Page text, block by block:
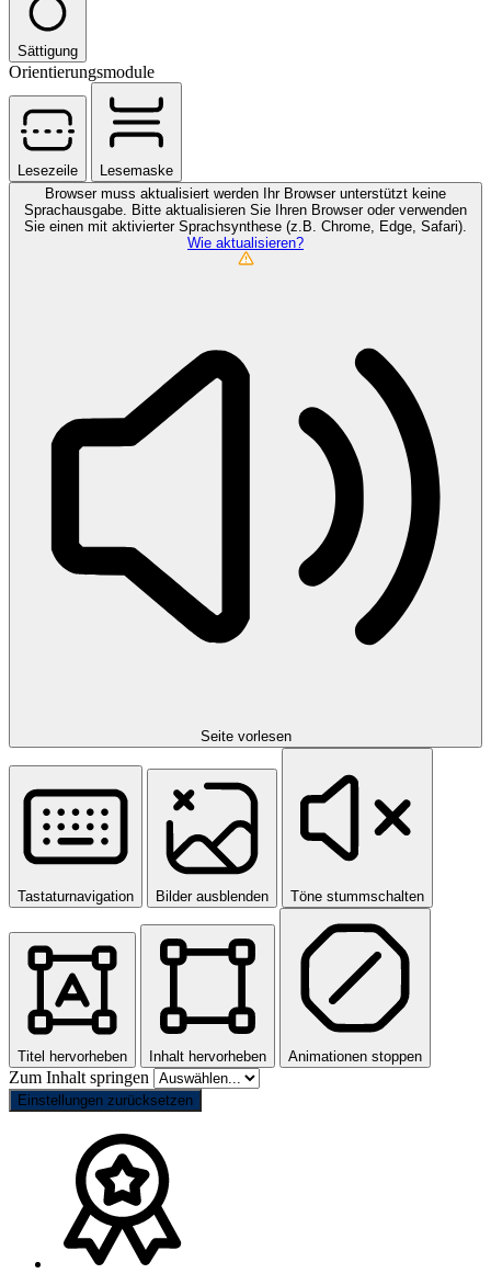
Sättigung
Orientierungsmodule
Lesezeile
Lesemaske
Browser muss aktualisiert werden Ihr Browser unterstützt keine
Sprachausgabe. Bitte aktualisieren Sie Ihren Browser oder verwenden
Sie einen mit aktivierter Sprachsynthese (z.B. Chrome, Edge, Safari).
Wie aktualisieren?
Seite vorlesen
Tastaturnavigation Bilder ausblenden Töne stummschalten
Titel hervorheben Inhalt hervorheben Animationen stoppen
Zum Inhalt springen
Einstellungen zurücksetzen